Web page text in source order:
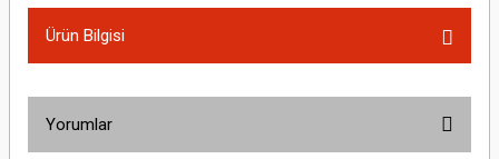
Ürün Bilgisi
Yorumlar